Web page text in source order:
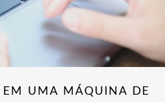
EM UMA MÁQUINA DE